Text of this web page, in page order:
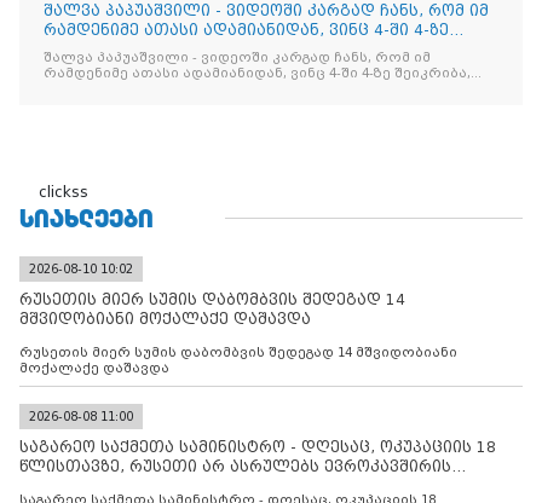
შალვა პაპუაშვილი - ვიდეოში კარგად ჩანს, რომ იმ
რამდენიმე ათასი ადამიანიდან, ვინც 4-ში 4-ზე
შეიკრიბა,
შალვა პაპუაშვილი - ვიდეოში კარგად ჩანს, რომ იმ
რამდენიმე ათასი ადამიანიდან, ვინც 4-ში 4-ზე შეიკრიბა,
clickss
ᲡᲘᲐᲮᲚᲔᲔᲑᲘ
2026-08-10 10:02
რუსეთის მიერ სუმის დაბომბვის შედეგად 14
მშვიდობიანი მოქალაქე დაშავდა
რუსეთის მიერ სუმის დაბომბვის შედეგად 14 მშვიდობიანი
მოქალაქე დაშავდა
2026-08-08 11:00
საგარეო საქმეთა სამინისტრო - დღესაც, ოკუპაციის 18
წლისთავზე, რუსეთი არ ასრულებს ევროკავშირის
საგარეო საქმეთა სამინისტრო - დღესაც, ოკუპაციის 18